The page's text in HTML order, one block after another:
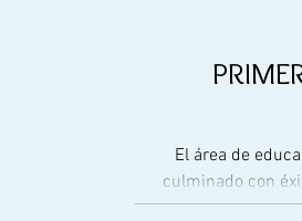
El área de
culminado con